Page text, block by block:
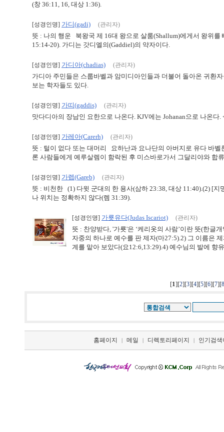
(창 36:11, 16, 대상 1:36).
[성경인명] 가디(gadi) (관리자)
뜻 : 나의 행운 북왕국 제 16대 왕으로 살룸(Shallum)에게서 왕위
15:14-20). 가디는 갓디엘의(Gaddiel)의 약자이다.
[성경인명] 가디아(chadias) (관리자)
가디아 주민들은 스룹바벨과 암미디아인들과 더불어 돌아온 귀환
보는 학자들도 있다.
[성경인명] 가띠(gaddis) (관리자)
맛다디아의 장남인 요한으로 나온다. KJV에는 Johanan으로 나온다.
[성경인명] 가레아(Carerh) (관리자)
뜻 : 털이 없다 또는 대머리 요하난과 요나단의 아버지로 유다 바
론 사람들에게 예루살렘이 함락된 후 미스바로가서 그달리야와 합
[성경인명] 가렙(Gareb) (관리자)
뜻 : 비천한 (1) 다윗 군대의 한 용사(삼하 23:38, 대상 11:40).(2) [
나 위치는 정확하지 않다(렘 31:39).
[성경인명] 가룟유다(Judas Iscariot) (관리자)
뜻 : 찬양받다, '가룟'은 ‘케리옷의 사람’이란 뜻(한글
자중의 하나로 예수를 판 제자(마27:5).2) 그 이름은
계를 맡아 보았다(요12:6,13:29).4) 예수님의 발에 향
[1][2][3][4][5][6][7][8
홈페이지 | 메일 | 디렉토리페이지 | 인기검색